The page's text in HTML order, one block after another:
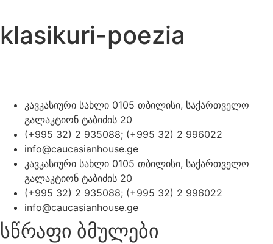
klasikuri-poezia
კავკასიური სახლი 0105 თბილისი, საქართველო
გალაკტიონ ტაბიძის 20
(+995 32) 2 935088; (+995 32) 2 996022
info@caucasianhouse.ge
კავკასიური სახლი 0105 თბილისი, საქართველო
გალაკტიონ ტაბიძის 20
(+995 32) 2 935088; (+995 32) 2 996022
info@caucasianhouse.ge
სწრაფი ბმულები